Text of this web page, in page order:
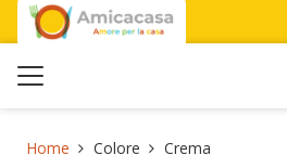
Home Colore Crema